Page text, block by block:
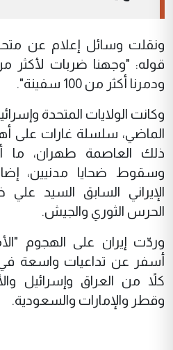
ونقلت وسائل إعلام عن
ودمرنا أكثر من 100 سفينة".
الماضي، سلسلة غارات على
ذلك العاصمة طهران، ما
وسقوط ضحايا مدنيين،
الإيراني السابق السيد
الحرس الثوري والجيش.
وردّت إيران على الهجوم
أسفر عن تداعيات واسعة
كلاً من العراق وإسرائيل
وقطر والإمارات والسعودية.